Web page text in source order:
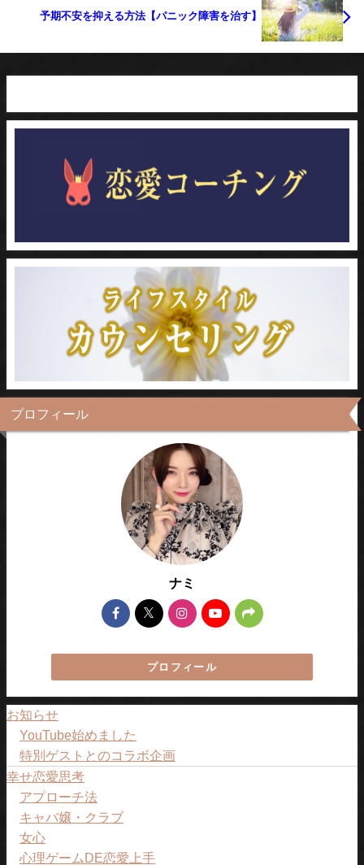
予期不安を抑える方法【パニック障害を治す】
プロフィール
ナミ
プロフィール
お知らせ
YouTube始めました
特別ゲストとのコラボ企画
幸せ恋愛思考
アプローチ法
キャバ嬢・クラブ
女心
心理ゲームDE恋愛上手